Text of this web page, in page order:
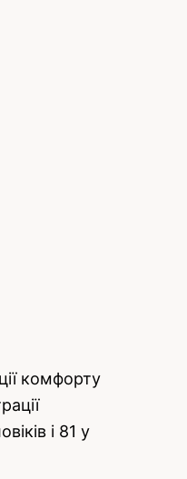
комфорту
і 81 у